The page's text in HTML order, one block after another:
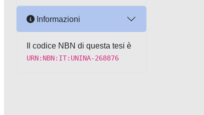
Informazioni
Il codice NBN di questa tesi è
URN:NBN:IT:UNINA-268876